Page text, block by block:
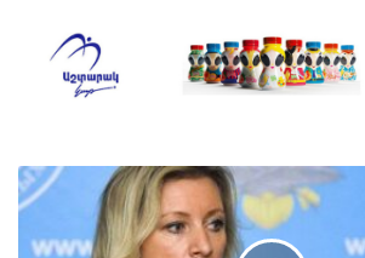
Քննարկվել են Ադրբեջանի կողմից
տարածքի նկատմամբ ագրեսիայի
ստեղծված իրավիճակը, ինչպես
ուղղությամբ իրագործվելիք
փոխանակվել ԼՂ հարցի
բանակցային գործընթացի